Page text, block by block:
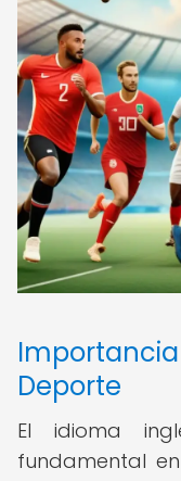
Deporte
El idioma
fundamental